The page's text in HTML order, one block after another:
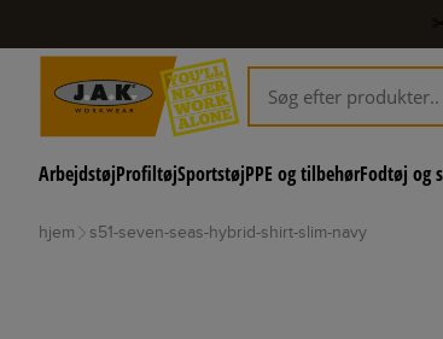
ArbejdstøjProfiltøjSportstøjPPE og tilbehørFodtøj og
hjem s51-seven-seas-hybrid-shirt-slim-navy